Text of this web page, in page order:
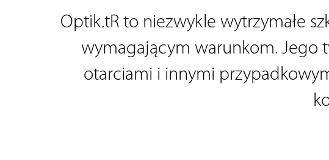
Optik.tR to niezwykle wytrzymałe
wymagającym warunkom. Jego
otarciami i innymi